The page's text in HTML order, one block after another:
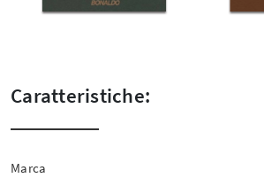
Caratteristiche:
Marca